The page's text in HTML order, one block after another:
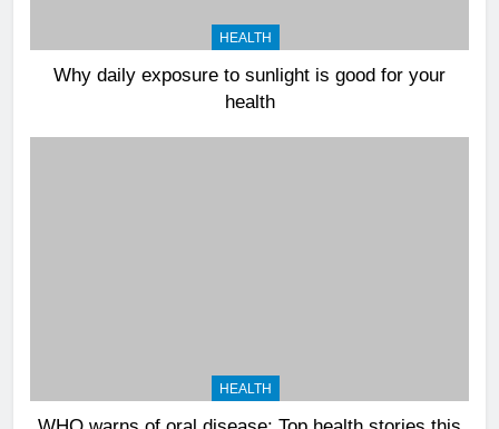
HEALTH
Why daily exposure to sunlight is good for your
health
HEALTH